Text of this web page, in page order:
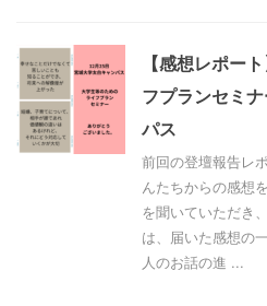
【感想レポー
フプランセミ
パス
前回の登壇報告レ
んたちからの感想
を聞いていただき
は、届いた感想の
人のお話の進 ...